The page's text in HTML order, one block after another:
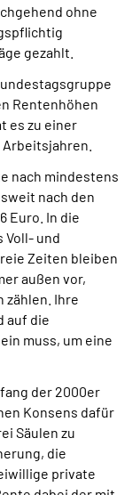
ohne
gezahlt.
Rentenhöhen
es zu einer
nach mindestens
nach den
Euro. In die
Voll- und
Zeiten bleiben
außen vor,
zählen. Ihre
auf die
muss, um eine
der 2000er
Konsens dafür
Säulen zu
die
private